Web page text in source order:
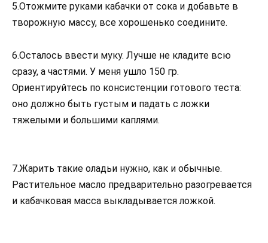
5.Отожмите руками кабачки от сока и добавьте в
творожную массу, все хорошенько соедините.
6.Осталось ввести муку. Лучше не кладите всю
сразу, а частями. У меня ушло 150 гр.
Ориентируйтесь по консистенции готового теста:
оно должно быть густым и падать с ложки
тяжелыми и большими каплями.
7.Жарить такие оладьи нужно, как и обычные.
Растительное масло предварительно разогревается
и кабачковая масса выкладывается ложкой.